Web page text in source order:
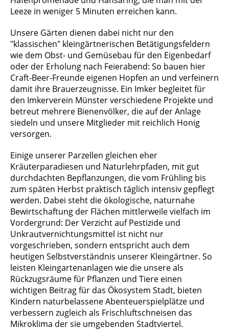
Leeze in weniger 5 Minuten erreichen kann.
Unsere Gärten dienen dabei nicht nur den
"klassischen" kleingärtnerischen Betätigungsfeldern
wie dem Obst- und Gemüsebau für den Eigenbedarf
oder der Erholung nach Feierabend: So bauen hier
Craft-Beer-Freunde eigenen Hopfen an und verfeinern
damit ihre Brauerzeugnisse. Ein Imker begleitet für
den Imkerverein Münster verschiedene Projekte und
betreut mehrere Bienenvölker, die auf der Anlage
siedeln und unsere Mitglieder mit reichlich Honig
versorgen.
Einige unserer Parzellen gleichen eher
Kräuterparadiesen und Naturlehrpfaden, mit gut
durchdachten Bepflanzungen, die vom Frühling bis
zum späten Herbst praktisch täglich intensiv gepflegt
werden. Dabei steht die ökologische, naturnahe
Bewirtschaftung der Flächen mittlerweile vielfach im
Vordergrund: Der Verzicht auf Pestizide und
Unkrautvernichtungsmittel ist nicht nur
vorgeschrieben, sondern entspricht auch dem
heutigen Selbstverständnis unserer Kleingärtner. So
leisten Kleingartenanlagen wie die unsere als
Rückzugsräume für Pflanzen und Tiere einen
wichtigen Beitrag für das Ökosystem Stadt, bieten
Kindern naturbelassene Abenteuerspielplätze und
verbessern zugleich als Frischluftschneisen das
Mikroklima der sie umgebenden Stadtviertel.